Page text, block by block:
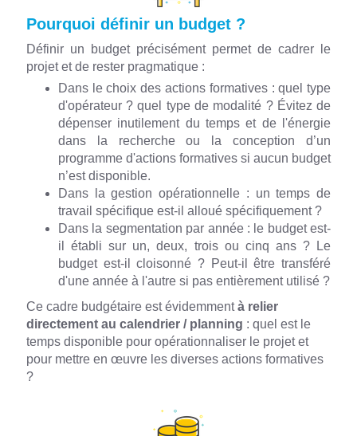
Pourquoi définir un budget ?
Définir un budget précisément permet de cadrer le
projet et de rester pragmatique :
Dans le choix des actions formatives : quel type
d'opérateur ? quel type de modalité ? Évitez de
dépenser inutilement du temps et de l'énergie
dans la recherche ou la conception d’un
programme d'actions formatives si aucun budget
n’est disponible.
Dans la gestion opérationnelle : un temps de
travail spécifique est-il alloué spécifiquement ?
Dans la segmentation par année : le budget est-
il établi sur un, deux, trois ou cinq ans ? Le
budget est-il cloisonné ? Peut-il être transféré
d'une année à l'autre si pas entièrement utilisé ?
Ce cadre budgétaire est évidemmentà relier
directement au calendrier / planning : quel est le
temps disponible pour opérationnaliser le projet et
pour mettre en œuvre les diverses actions formatives
?